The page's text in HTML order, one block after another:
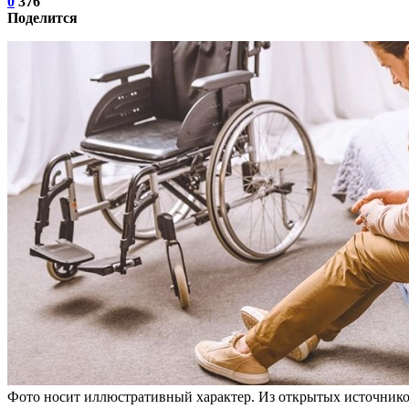
Поделится
Фото носит иллюстративный характер. Из открытых